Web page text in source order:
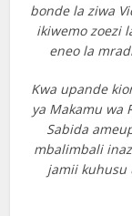
bonde la ziwa
ikiwemo zoezi
eneo la
Kwa upande
ya Makamu wa
Sabida
mbalimbali
jamii kuhusu